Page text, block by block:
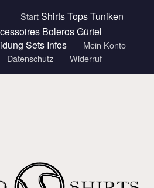
StartShirtsTopsTuniken
BolerosGürtel
Sets Infos
Mein Konto
Datenschutz Widerruf